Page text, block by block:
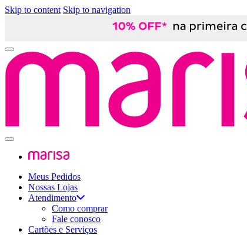
Skip to content Skip to navigation
Meus Pedidos
Nossas Lojas
Atendimento
Como comprar
Fale conosco
Cartões e Serviços